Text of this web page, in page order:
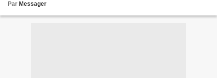
Par Messager